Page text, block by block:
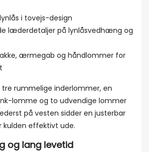
i tovejs-design
læderdetaljer på lynlåsvedhæng og
ærmegab og håndlommer for
rummelige inderlommer, en
lomme og to udvendige lommer
på vesten sidder en justerbar
kulden effektivt ude.
og lang levetid